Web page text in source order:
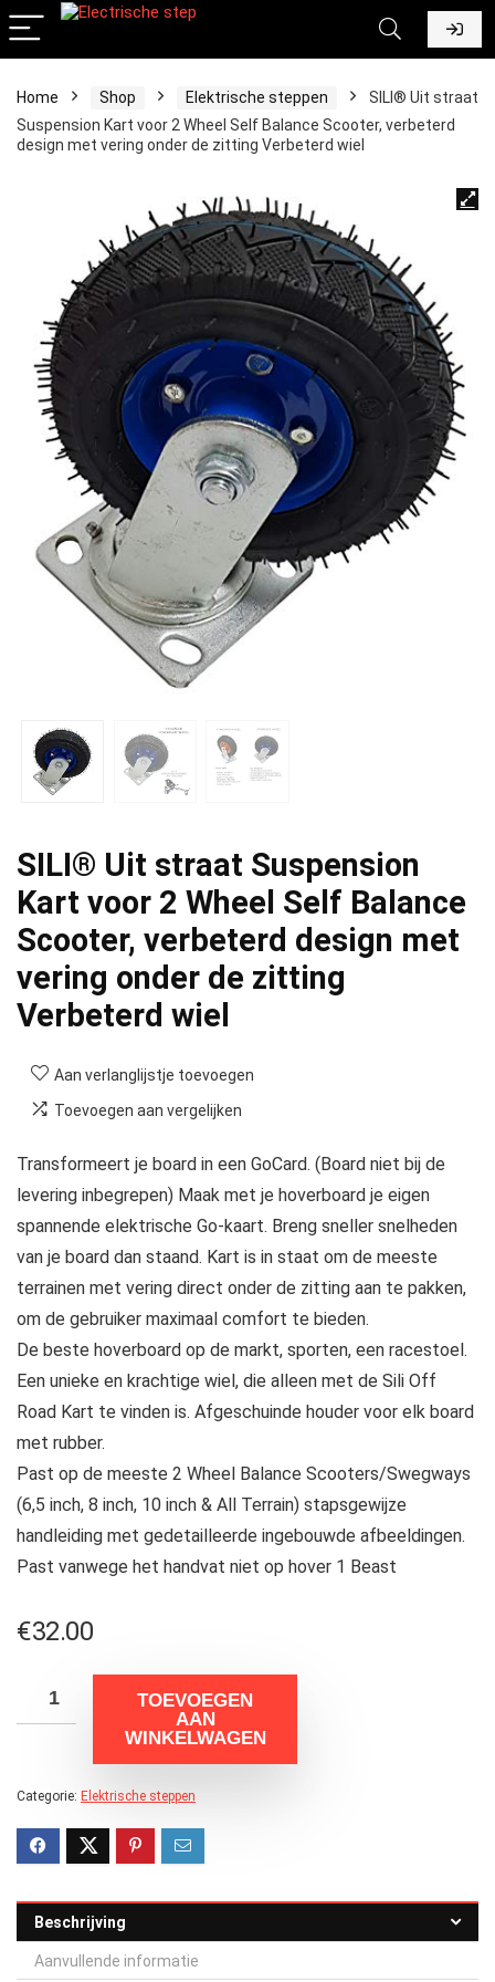
Home Shop Elektrische steppen
SILI® Uit straat
Suspension Kart voor 2 Wheel Self Balance Scooter, verbeterd
design met vering onder de zitting Verbeterd wiel
SILI® Uit straat Suspension
Kart voor 2 Wheel Self Balance
Scooter, verbeterd design met
vering onder de zitting
Verbeterd wiel
Aan verlanglijstje toevoegen
Toevoegen aan vergelijken
Transformeert je board in een GoCard. (Board niet bij de
levering inbegrepen) Maak met je hoverboard je eigen
spannende elektrische Go-kaart. Breng sneller snelheden
van je board dan staand. Kart is in staat om de meeste
terrainen met vering direct onder de zitting aan te pakken,
om de gebruiker maximaal comfort te bieden.
De beste hoverboard op de markt, sporten, een racestoel.
Een unieke en krachtige wiel, die alleen met de Sili Off
Road Kart te vinden is. Afgeschuinde houder voor elk board
met rubber.
Past op de meeste 2 Wheel Balance Scooters/Swegways
(6,5 inch, 8 inch, 10 inch & All Terrain) stapsgewijze
handleiding met gedetailleerde ingebouwde afbeeldingen.
Past vanwege het handvat niet op hover 1 Beast
€32.00
TOEVOEGEN
AAN
WINKELWAGEN
Categorie: Elektrische steppen
Beschrijving
Aanvullende informatie